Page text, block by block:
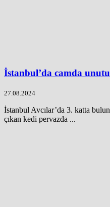
İstanbul’da camda
27.08.2024
İstanbul Avcılar’da 3. katta
çıkan kedi pervazda ...